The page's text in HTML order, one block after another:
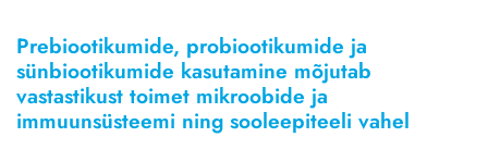
Prebiootikumide, probiootikumide ja
sünbiootikumide kasutamine mõjutab
vastastikust toimet mikroobide ja
immuunsüsteemi ning sooleepiteeli vahel